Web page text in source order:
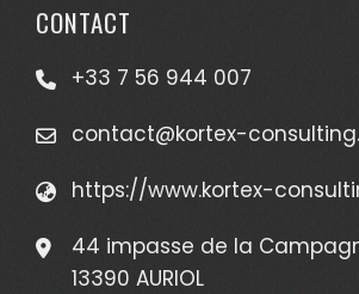
CONTACT
+33 7 56 944 007
contact@kortex-
https://www.kortex-
44 impasse de la
13390 AURIOL